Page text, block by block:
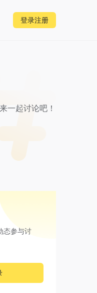
登录注册
一起讨论吧！
态参与讨